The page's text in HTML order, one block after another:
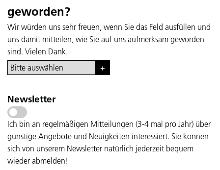
geworden?
Wir würden uns sehr freuen, wenn Sie das Feld ausfüllen und
uns damit mitteilen, wie Sie auf uns aufmerksam geworden
sind. Vielen Dank.
Newsletter
Ich bin an regelmäßigen Mitteilungen (3-4 mal pro Jahr) über
günstige Angebote und Neuigkeiten interessiert. Sie können
sich von unserem Newsletter natürlich jederzeit bequem
wieder abmelden!